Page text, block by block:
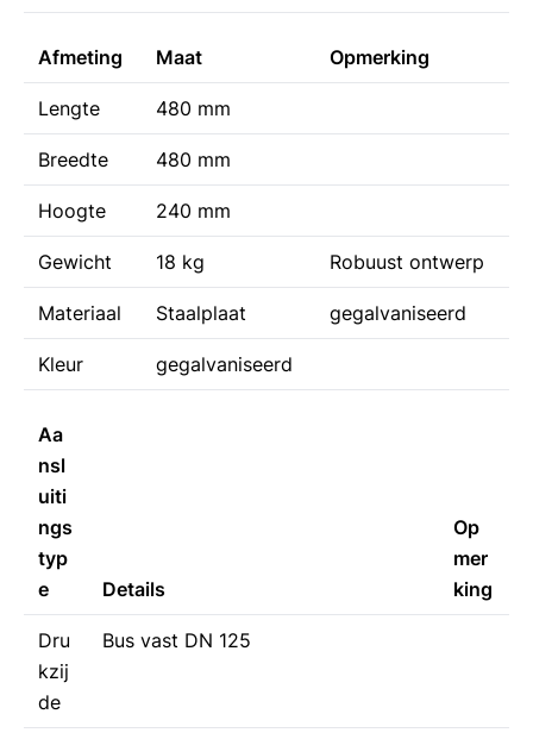
Afmeting Maat Opmerking
Lengte 480 mm
Breedte 480 mm
Hoogte 240 mm
Gewicht 18 kg Robuust ontwerp
Materiaal Staalplaat gegalvaniseerd
Kleur gegalvaniseerd
Aa
nsl
uiti
ngs
typ
e
Details
Op
mer
king
Dru
kzij
de
Bus vast DN 125